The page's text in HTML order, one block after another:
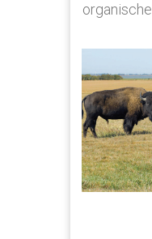
organische